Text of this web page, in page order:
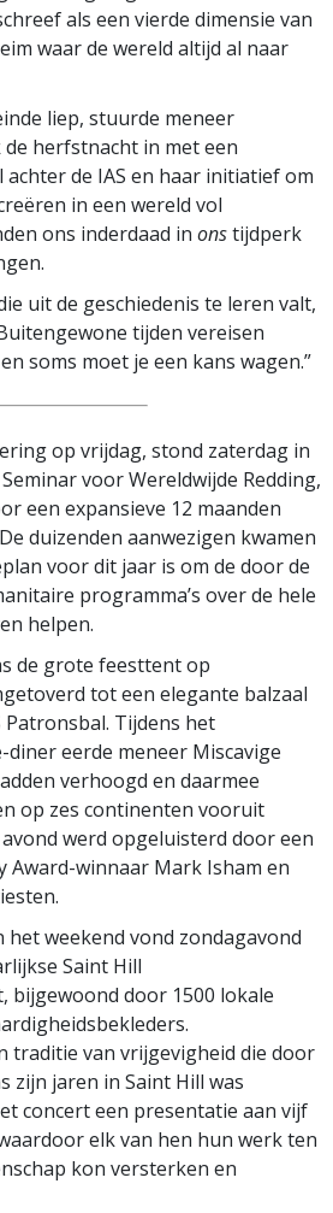
als een vierde dimensie van
waar de wereld altijd al naar
liep, stuurde meneer
herfstnacht in met een
de IAS en haar initiatief om
in een wereld vol
ons inderdaad in onstijdperk
uit de geschiedenis te leren valt,
tijden vereisen
soms moet je een kans wagen.”
op vrijdag, stond zaterdag in
voor Wereldwijde Redding,
een expansieve 12 maanden
duizenden aanwezigen kwamen
voor dit jaar is om de door de
programma’s over de hele
helpen.
de grote feesttent op
tot een elegante balzaal
Tijdens het
eerde meneer Miscavige
verhoogd en daarmee
op zes continenten vooruit
werd opgeluisterd door een
Award-winnaar Mark Isham en
weekend vond zondagavond
Saint Hill
bijgewoond door 1500 lokale
traditie van vrijgevigheid die door
zijn jaren in Saint Hill was
concert een presentatie aan vijf
elk van hen hun werk ten
kon versterken en